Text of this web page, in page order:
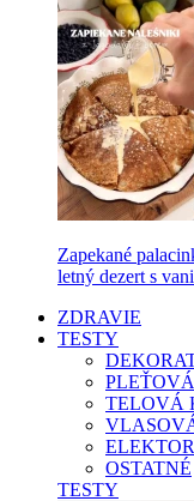
Zapekané
letný dezert s
ZDRAVIE
TESTY
TELOVÁ
OSTATNÉ
TESTY